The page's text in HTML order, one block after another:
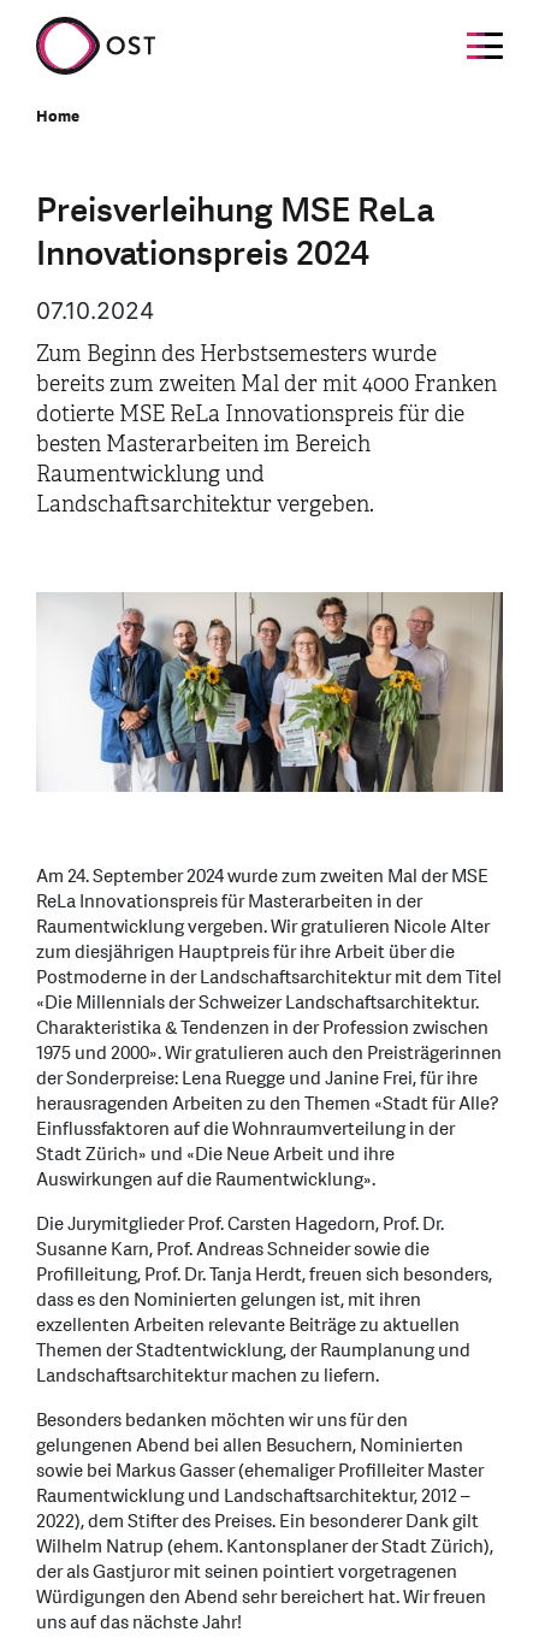
Home
Preisverleihung MSE ReLa
Innovationspreis 2024
07.10.2024
Zum Beginn des Herbstsemesters wurde
bereits zum zweiten Mal der mit 4000 Franken
dotierte MSE ReLa Innovationspreis für die
besten Masterarbeiten im Bereich
Raumentwicklung und
Landschaftsarchitektur vergeben.
Am 24. September 2024 wurde zum zweiten Mal der MSE
ReLa Innovationspreis für Masterarbeiten in der
Raumentwicklung vergeben. Wir gratulieren Nicole Alter
zum diesjährigen Hauptpreis für ihre Arbeit über die
Postmoderne in der Landschaftsarchitektur mit dem Titel
«Die Millennials der Schweizer Landschaftsarchitektur.
Charakteristika & Tendenzen in der Profession zwischen
1975 und 2000». Wir gratulieren auch den Preisträgerinnen
der Sonderpreise: Lena Ruegge und Janine Frei, für ihre
herausragenden Arbeiten zu den Themen «Stadt für Alle?
Einflussfaktoren auf die Wohnraumverteilung in der
Stadt Zürich» und «Die Neue Arbeit und ihre
Auswirkungen auf die Raumentwicklung».
Die Jurymitglieder Prof. Carsten Hagedorn, Prof. Dr.
Susanne Karn, Prof. Andreas Schneider sowie die
Profilleitung, Prof. Dr. Tanja Herdt, freuen sich besonders,
dass es den Nominierten gelungen ist, mit ihren
exzellenten Arbeiten relevante Beiträge zu aktuellen
Themen der Stadtentwicklung, der Raumplanung und
Landschaftsarchitektur machen zu liefern.
Besonders bedanken möchten wir uns für den
gelungenen Abend bei allen Besuchern, Nominierten
sowie bei Markus Gasser (ehemaliger Profilleiter Master
Raumentwicklung und Landschaftsarchitektur, 2012 –
2022), dem Stifter des Preises. Ein besonderer Dank gilt
Wilhelm Natrup (ehem. Kantonsplaner der Stadt Zürich),
der als Gastjuror mit seinen pointiert vorgetragenen
Würdigungen den Abend sehr bereichert hat. Wir freuen
uns auf das nächste Jahr!